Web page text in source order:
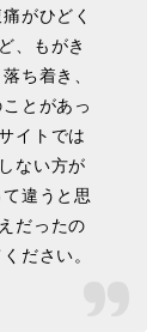
がひどく
、もがき
ち着き、
とがあっ
イトでは
ない方が
違うと思
だったの
ださい。